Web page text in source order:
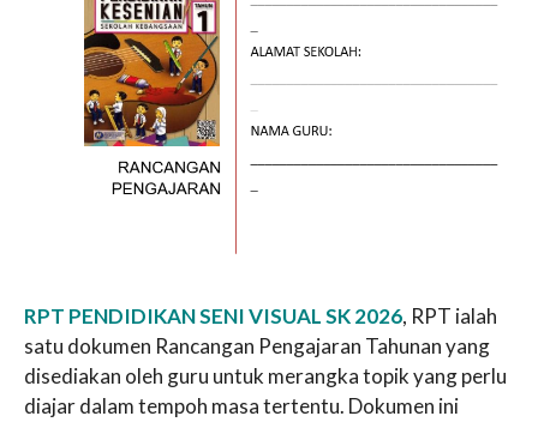
RPT PENDIDIKAN SENI VISUAL SK 2026, RPT ialah
satu dokumen Rancangan Pengajaran Tahunan yang
disediakan oleh guru untuk merangka topik yang perlu
diajar dalam tempoh masa tertentu. Dokumen ini